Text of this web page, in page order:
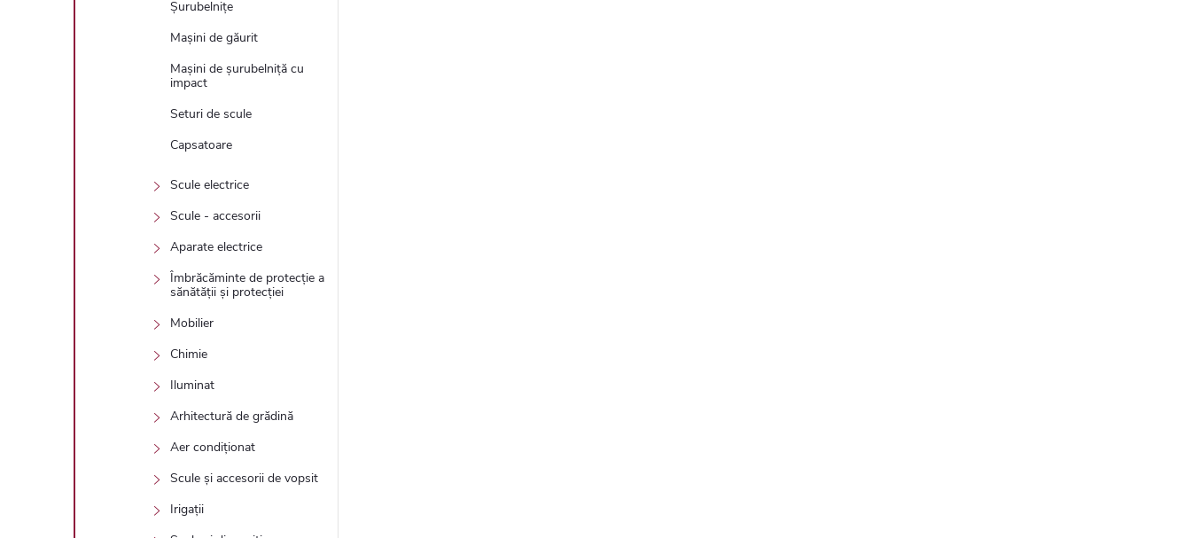
Șurubelnițe
Mașini de găurit
Mașini de șurubelniță cu
impact
Seturi de scule
Capsatoare
Scule electrice
Scule - accesorii
Aparate electrice
Îmbrăcăminte de protecție a
sănătății și protecției
Mobilier
Chimie
Iluminat
Arhitectură de grădină
Aer condiționat
Scule și accesorii de vopsit
Irigații